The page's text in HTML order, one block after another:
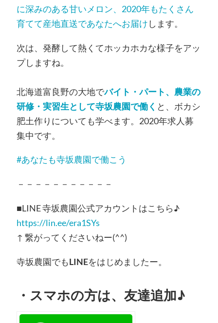
に深みのある甘いメロン、2020年もたくさん
育てて産地直送であなたへお届け します。
次は、発酵して熱くてホッカホカな様子をアッ
プしますね。
北海道富良野の大地でバイト・パート、農業の
研修・実習生として寺坂農園で働く と、ボカシ
肥土作りについても学べます。2020年求人募
集中です。
#あなたも寺坂農園で働こう
－－－－－－－－－－－
■LINE 寺坂農園公式アカウントはこちら♪
https://lin.ee/era1SYs
↑ 繋がってくださいねー(^^)
寺坂農園でもLINEをはじめましたー。
・ スマホの方は、友達追加♪